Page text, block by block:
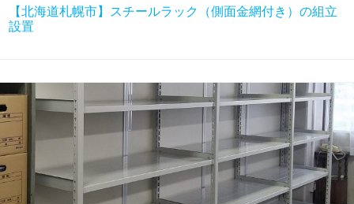
【北海道札幌市】スチールラック（側面金網付き）の組立
設置